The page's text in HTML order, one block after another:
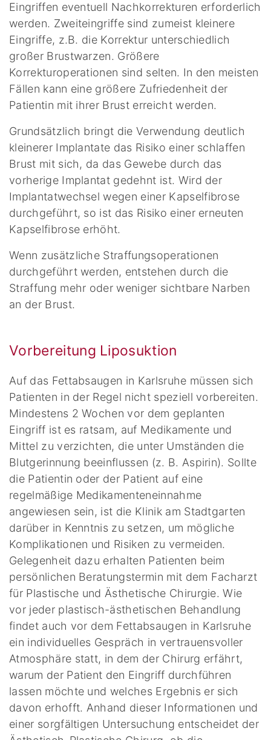
Eingriffen eventuell Nachkorrekturen erforderlich
werden. Zweiteingriffe sind zumeist kleinere
Eingriffe, z.B. die Korrektur unterschiedlich
großer Brustwarzen. Größere
Korrekturoperationen sind selten. In den meisten
Fällen kann eine größere Zufriedenheit der
Patientin mit ihrer Brust erreicht werden.
Grundsätzlich bringt die Verwendung deutlich
kleinerer Implantate das Risiko einer schlaffen
Brust mit sich, da das Gewebe durch das
vorherige Implantat gedehnt ist. Wird der
Implantatwechsel wegen einer Kapselfibrose
durchgeführt, so ist das Risiko einer erneuten
Kapselfibrose erhöht.
Wenn zusätzliche Straffungsoperationen
durchgeführt werden, entstehen durch die
Straffung mehr oder weniger sichtbare Narben
an der Brust.
Vorbereitung Liposuktion
Auf das Fettabsaugen in Karlsruhe müssen sich
Patienten in der Regel nicht speziell vorbereiten.
Mindestens 2 Wochen vor dem geplanten
Eingriff ist es ratsam, auf Medikamente und
Mittel zu verzichten, die unter Umständen die
Blutgerinnung beeinflussen (z. B. Aspirin). Sollte
die Patientin oder der Patient auf eine
regelmäßige Medikamenteneinnahme
angewiesen sein, ist die Klinik am Stadtgarten
darüber in Kenntnis zu setzen, um mögliche
Komplikationen und Risiken zu vermeiden.
Gelegenheit dazu erhalten Patienten beim
persönlichen Beratungstermin mit dem Facharzt
für Plastische und Ästhetische Chirurgie. Wie
vor jeder plastisch-ästhetischen Behandlung
findet auch vor dem Fettabsaugen in Karlsruhe
ein individuelles Gespräch in vertrauensvoller
Atmosphäre statt, in dem der Chirurg erfährt,
warum der Patient den Eingriff durchführen
lassen möchte und welches Ergebnis er sich
davon erhofft. Anhand dieser Informationen und
einer sorgfältigen Untersuchung entscheidet der